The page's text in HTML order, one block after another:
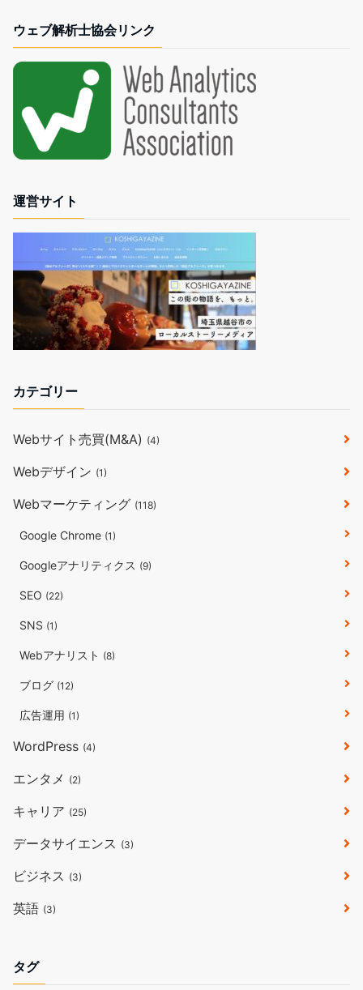
ウェブ解析士協会リンク
運営サイト
カテゴリー
Webサイト売買(M&A) (4)
Webデザイン (1)
Webマーケティング (118)
Google Chrome (1)
Googleアナリティクス (9)
SEO (22)
SNS (1)
Webアナリスト (8)
ブログ (12)
広告運用 (1)
WordPress (4)
エンタメ (2)
キャリア (25)
データサイエンス (3)
ビジネス (3)
英語 (3)
タグ